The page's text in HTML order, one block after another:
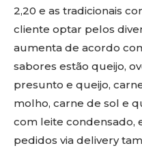
2,20 e as tradicionais
cliente optar pelos
aumenta de acordo
sabores estão queijo,
presunto e queijo,
molho, carne de sol e
com leite condensado,
pedidos via delivery